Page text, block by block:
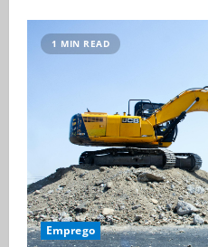
1 MIN READ
Emprego